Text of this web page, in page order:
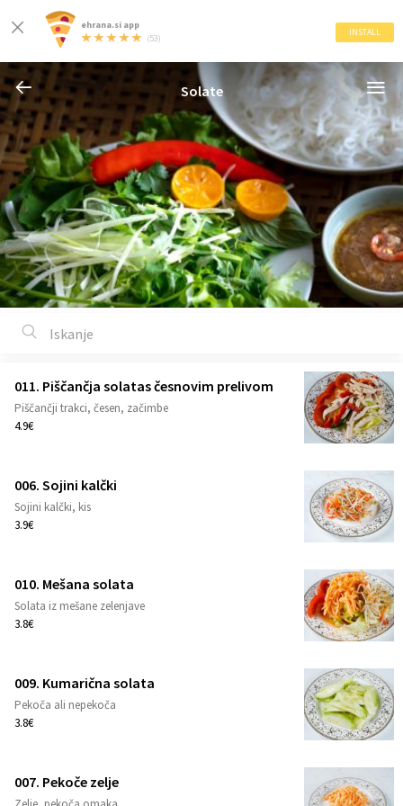
ehrana.si app
(53)
INSTALL
Solate
011. Piščančja solatas česnovim prelivom
Piščančji trakci, česen, začimbe
4.9€
006. Sojini kalčki
Sojini kalčki, kis
3.9€
010. Mešana solata
Solata iz mešane zelenjave
3.8€
009. Kumarična solata
Pekoča ali nepekoča
3.8€
007. Pekoče zelje